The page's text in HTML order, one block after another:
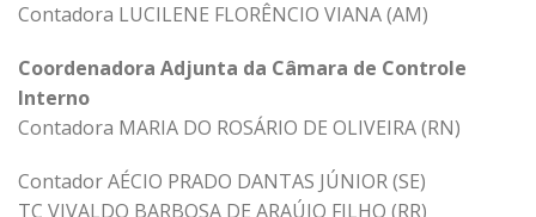
Contadora LUCILENE FLORÊNCIO VIANA (AM)
Coordenadora Adjunta da Câmara de Controle
Interno
Contadora MARIA DO ROSÁRIO DE OLIVEIRA (RN)
Contador AÉCIO PRADO DANTAS JÚNIOR (SE)
TC VIVALDO BARBOSA DE ARAÚJO FILHO (RR)